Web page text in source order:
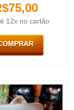
75,00
12x no cartão